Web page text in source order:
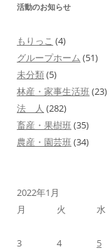
活動のお知らせ
もりっこ (4)
グループホーム (51)
未分類(5)
林産・家事生活班(23)
法 人 (282)
畜産・果樹班(35)
農産・園芸班(34)
2022年1月
月
火 水
3
4 5